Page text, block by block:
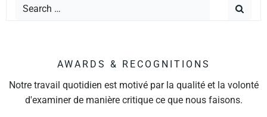
AWARDS & RECOGNITIONS
Notre travail quotidien est motivé par la qualité et la volonté
d'examiner de manière critique ce que nous faisons.